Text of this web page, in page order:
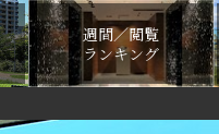
週間／閲覧
ランキング